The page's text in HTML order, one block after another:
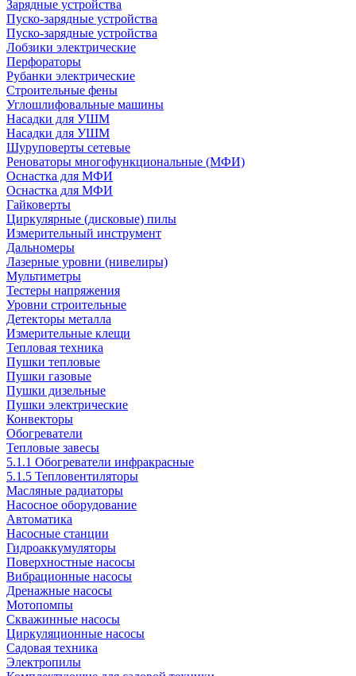
Зарядные устройства
Пуско-зарядные устройства
Пуско-зарядные устройства
Лобзики электрические
Перфораторы
Рубанки электрические
Строительные фены
Углошлифовальные машины
Насадки для УШМ
Насадки для УШМ
Шуруповерты сетевые
Реноваторы многофункциональные (МФИ)
Оснастка для МФИ
Оснастка для МФИ
Гайковерты
Циркулярные (дисковые) пилы
Измерительный инструмент
Дальномеры
Лазерные уровни (нивелиры)
Мультиметры
Тестеры напряжения
Уровни строительные
Детекторы металла
Измерительные клещи
Тепловая техника
Пушки тепловые
Пушки газовые
Пушки дизельные
Пушки электрические
Конвекторы
Обогреватели
Тепловые завесы
5.1.1 Обогреватели инфракрасные
5.1.5 Тепловентиляторы
Масляные радиаторы
Насосное оборудование
Автоматика
Насосные станции
Гидроаккумуляторы
Поверхностные насосы
Вибрационные насосы
Дренажные насосы
Мотопомпы
Скважинные насосы
Циркуляционные насосы
Садовая техника
Электропилы